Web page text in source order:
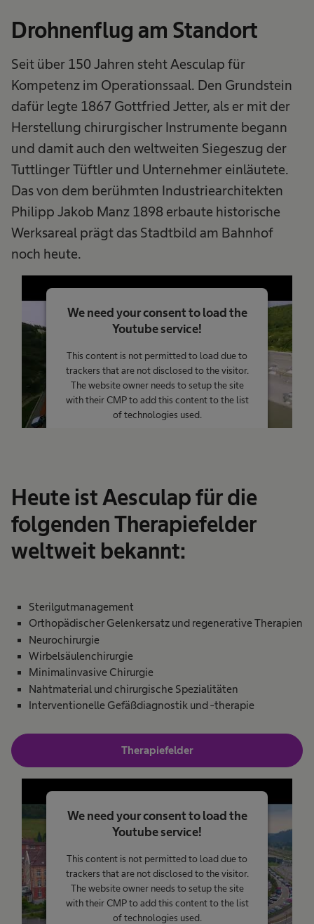
We need your consent to load the
Youtube service!
This content is not permitted to load due to
trackers that are not disclosed to the visitor.
The website owner needs to setup the site
with their CMP to add this content to the list
of technologies used.
Drohnenflug am Standort
Seit über 150 Jahren steht Aesculap für
Kompetenz im Operationssaal. Den Grundstein
dafür legte 1867 Gottfried Jetter, als er mit der
Herstellung chirurgischer Instrumente begann
und damit auch den weltweiten Siegeszug der
Tuttlinger Tüftler und Unternehmer einläutete.
Das von dem berühmten Industriearchitekten
Philipp Jakob Manz 1898 erbaute historische
Werksareal prägt das Stadtbild am Bahnhof
noch heute.
Heute ist Aesculap für die
folgenden Therapiefelder
weltweit bekannt:
Sterilgutmanagement
Orthopädischer Gelenkersatz und regenerative Therapien​
Neurochirurgie
Wirbelsäulenchirurgie​
Minimalinvasive Chirurgie​
Nahtmaterial ​und chirurgische Spezialitäten
Interventionelle Gefäßdiagnostik und -therapie​
Therapiefelder
We need your consent to load the
Youtube service!
This content is not permitted to load due to
trackers that are not disclosed to the visitor.
The website owner needs to setup the site
with their CMP to add this content to the list
of technologies used.